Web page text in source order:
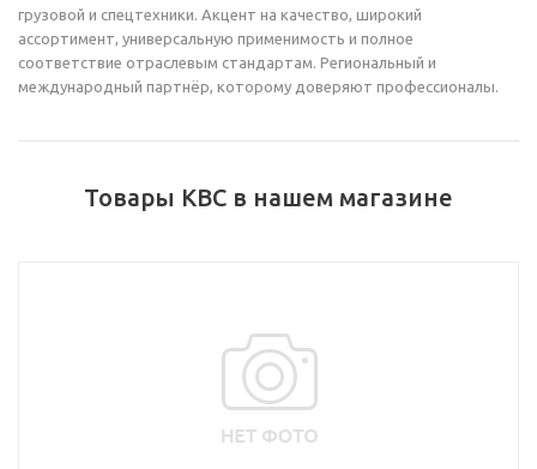
грузовой и спецтехники. Акцент на качество, широкий
ассортимент, универсальную применимость и полное
соответствие отраслевым стандартам. Региональный и
международный партнёр, которому доверяют профессионалы.
Товары KBC в нашем магазине